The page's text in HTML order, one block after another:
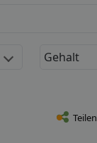
Gehalt
Teilen